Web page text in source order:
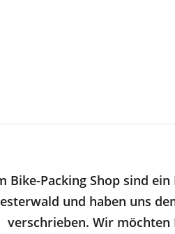
Bike-Packing Shop sind
und haben uns
verschrieben. Wir